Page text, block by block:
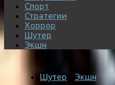
Спорт
Стратегии
Хоррор
Шутер
Экшн
Шутер Экшн